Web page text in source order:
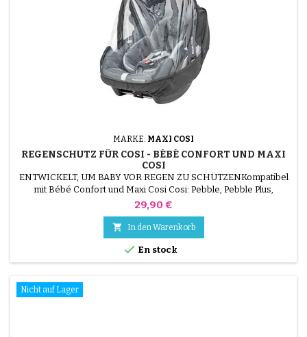
MARKE: MAXI COSI
REGENSCHUTZ FÜR COSI - BÉBÉ CONFORT UND MAXI
COSI
ENTWICKELT, UM BABY VOR REGEN ZU SCHÜTZENKompatibel
mit Bébé Confort und Maxi Cosi Cosi: Pebble, Pebble Plus,
CabrioFix, Citi und StreetyZusammensetzung: PVC
Preis
29,90 €
 In den Warenkorb
 En stock
Nicht auf Lager